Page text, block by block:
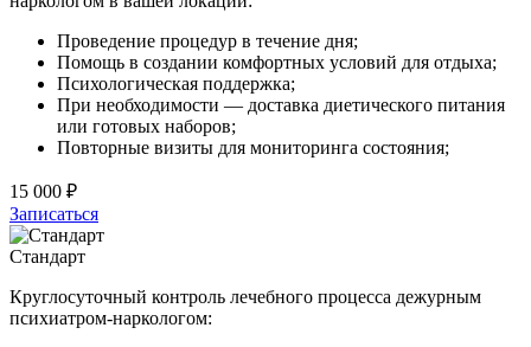
Проведение процедур в течение дня;
Помощь в создании комфортных условий для отдыха;
Психологическая поддержка;
При необходимости — доставка диетического питания
или готовых наборов;
Повторные визиты для мониторинга состояния;
15 000 ₽
Записаться
Стандарт
Круглосуточный контроль лечебного процесса дежурным
психиатром-наркологом: